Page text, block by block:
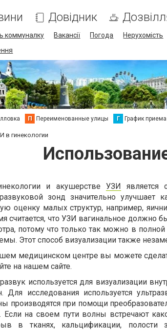
Довідник
коммуналку Вакансії Погода Нерухомість
П Переименованные улицы Г График
в гинекологии
и акушерстве УЗИ является
зонд значительно улучшает
оценку малых структур, например,
считается, что УЗИ вагинальное должно
потому что только так можно в
Этот способ визуализации также
медицинском центре вы можете
на нашем сайте.
используется для визуализации
Для исследования используется
производятся при помощи
Если на своем пути волны встречают
в тканях, кальцификации, полости